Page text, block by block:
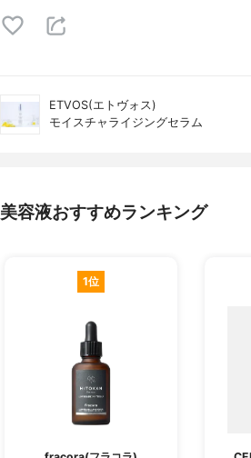
ETVOS(エトヴォス)
モイスチャライジングセラム
美容液おすすめランキング
1位